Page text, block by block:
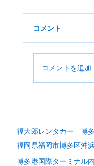
https://
ml 抜粋：
の免許証：
コメント
コメントを追加…
福大郎レンタカー 博
福岡県福岡市博多区沖
博多港国際ターミナル内